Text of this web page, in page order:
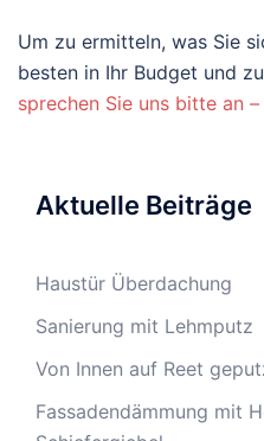
Um zu ermitteln, was Sie
besten in Ihr Budget und
sprechen Sie uns bitte an
Aktuelle Beiträge
Haustür Überdachung
Sanierung mit Lehmputz
Von Innen auf Reet
Fassadendämmung mit